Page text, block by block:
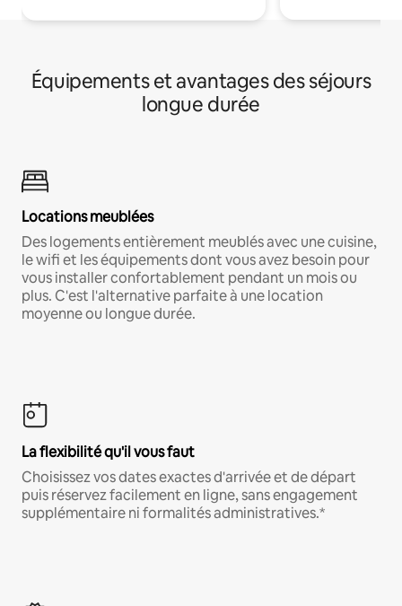
Équipements et avantages des séjours
longue durée
Locations meublées
Des logements entièrement meublés avec une cuisine,
le wifi et les équipements dont vous avez besoin pour
vous installer confortablement pendant un mois ou
plus. C'est l'alternative parfaite à une location
moyenne ou longue durée.
La flexibilité qu'il vous faut
Choisissez vos dates exactes d'arrivée et de départ
puis réservez facilement en ligne, sans engagement
supplémentaire ni formalités administratives.*